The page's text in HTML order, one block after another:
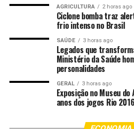
Entre os itens expostos no
carne de frango, café, açaí, mel,
essenciais, amendoim e outros
ligados ao agro brasileiro. O
informa quais empresas
volumes, contratos, valores
Veja em primeira mão tudo sobre
AGRICULTURA 2 horas ago
Ciclone bomba traz
frio intenso no Brasil
SAÚDE 3 horas ago
Legados que
Ministério da Saúde
personalidades
GERAL 3 horas ago
Exposição no Museu
anos dos jogos Rio 2016